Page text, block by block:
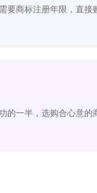
要商标注册年限，直接
的一半，选购合心意的